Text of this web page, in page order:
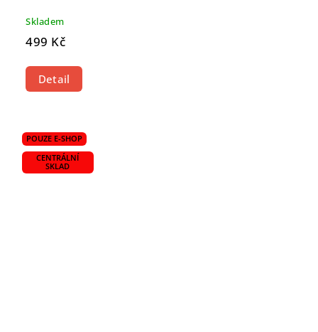
Skladem
499 Kč
Detail
POUZE E-SHOP
CENTRÁLNÍ
SKLAD